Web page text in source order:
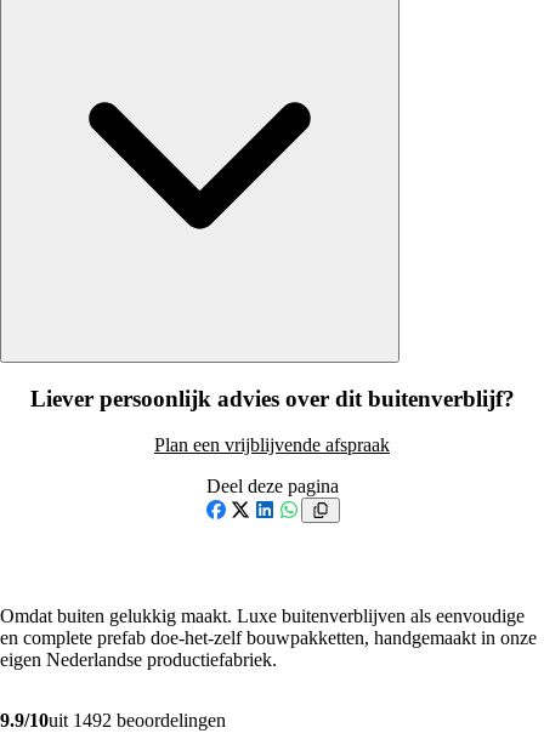
Liever persoonlijk advies over dit buitenverblijf?
Plan een vrijblijvende afspraak
Deel deze pagina
Omdat buiten gelukkig maakt. Luxe buitenverblijven als eenvoudige
en complete prefab doe-het-zelf bouwpakketten, handgemaakt in onze
eigen Nederlandse productiefabriek.
9.9/10uit 1492 beoordelingen